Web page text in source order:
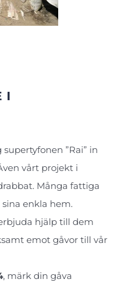
I
”Rai” in
vårt projekt i
Många fattiga
enkla hem.
hjälp till dem
emot gåvor till vår
, märk din gåva